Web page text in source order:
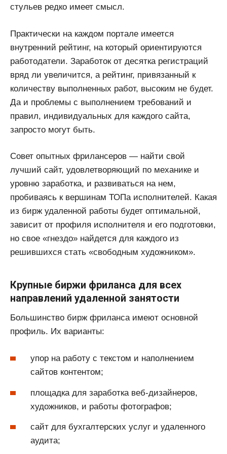
стульев редко имеет смысл.
Практически на каждом портале имеется
внутренний рейтинг, на который ориентируются
работодатели. Заработок от десятка регистраций
вряд ли увеличится, а рейтинг, привязанный к
количеству выполненных работ, высоким не будет.
Да и проблемы с выполнением требований и
правил, индивидуальных для каждого сайта,
запросто могут быть.
Совет опытных фрилансеров — найти свой
лучший сайт, удовлетворяющий по механике и
уровню заработка, и развиваться на нем,
пробиваясь к вершинам ТОПа исполнителей. Какая
из бирж удаленной работы будет оптимальной,
зависит от профиля исполнителя и его подготовки,
но свое «гнездо» найдется для каждого из
решившихся стать «свободным художником».
Крупные биржи фриланса для всех
направлений удаленной занятости
Большинство бирж фриланса имеют основной
профиль. Их варианты:
упор на работу с текстом и наполнением
сайтов контентом;
площадка для заработка веб-дизайнеров,
художников, и работы фотографов;
сайт для бухгалтерских услуг и удаленного
аудита;